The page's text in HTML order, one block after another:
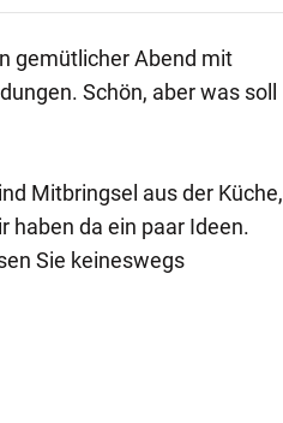
gemütlicher Abend mit
Schön, aber was soll
Mitbringsel aus der Küche,
haben da ein paar Ideen.
Sie keineswegs